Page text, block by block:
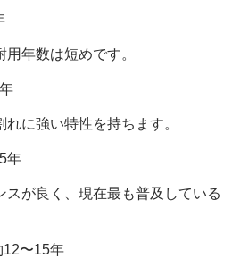
年数は短めです。
に強い特性を持ちます。
年
スが良く、現在最も普及している
12〜15年